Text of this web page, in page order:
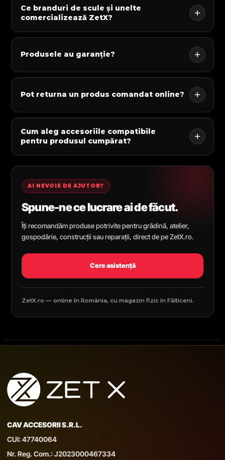
Ce branduri de scule și unelte
comercializează ZetX?
Produsele au garanție?
Pot returna un produs comandat online?
Cum aleg accesoriile compatibile
pentru produsul cumpărat?
AI NEVOIE DE AJUTOR?
Spune-ne ce lucrare ai de făcut.
Îți recomandăm produse potrivite pentru grădină, atelier,
gospodărie, construcții sau reparații, direct de pe ZetX.ro.
Cere asistență
ZetX.ro — online în România, cu magazin fizic în Fălticeni.
CAV ACCESORII S.R.L.
CUI: 47740064
Nr. Reg. Com.: J2023000467334